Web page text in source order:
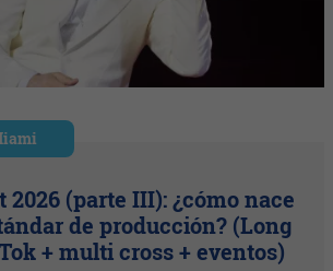
2026 (parte III): ¿cómo nace
de producción? (Long
+ multi cross + eventos)